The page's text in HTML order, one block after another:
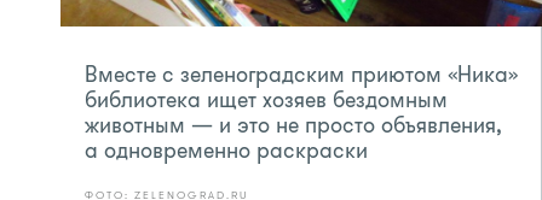
Вместе с зеленоградским приютом «Ника»
библиотека ищет хозяев бездомным
животным — и это не просто объявления,
а одновременно раскраски
ФОТО: ZELENOGRAD.RU